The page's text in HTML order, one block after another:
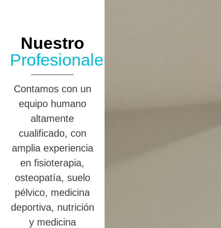
Nuestro
Profesionales
Contamos con un
equipo humano
altamente
cualificado, con
amplia experiencia
en fisioterapia,
osteopatía, suelo
pélvico, medicina
deportiva, nutrición
y medicina